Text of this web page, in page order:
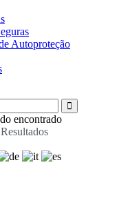
Autoproteção
encontrado